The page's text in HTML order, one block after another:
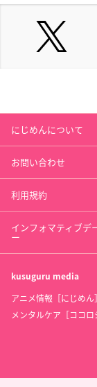
にじめんについて
お問い合わせ
利用規約
インフォマティブデ
ー
kusuguru media
アニメ情報［にじめん］
メンタルケア［ココロ